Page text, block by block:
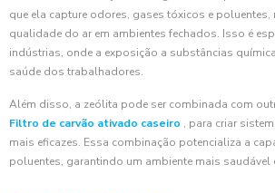
que ela capture odores, gases tóxicos e poluentes,
qualidade do ar em ambientes fechados. Isso é
indústrias, onde a exposição a substâncias
saúde dos trabalhadores.
Além disso, a zeólita pode ser combinada com
Filtro de carvão ativado caseiro , para criar
mais eficazes. Essa combinação potencializa a
poluentes, garantindo um ambiente mais saudável